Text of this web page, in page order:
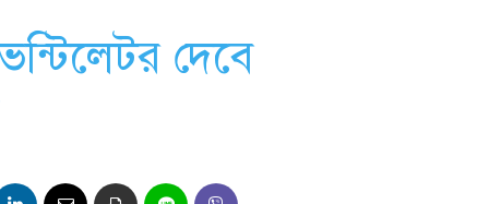
দেবে